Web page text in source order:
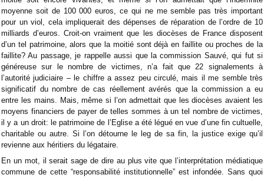
moyenne soit de 100 000 euros, ce qui ne me semble pas très important
pour un viol, cela impliquerait des dépenses de réparation de l’ordre de 10
milliards d’euros. Croit-on vraiment que les diocèses de France disposent
d’un tel patrimoine, alors que la moitié sont déjà en faillite ou proches de la
faillite? Au passage, je rappelle aussi que la commission Sauvé, qui fut si
généreuse sur le nombre de victimes, n’a fait que 22 signalements à
l’autorité judiciaire – le chiffre a assez peu circulé, mais il me semble très
significatif du nombre de cas réellement avérés que la commission a eu
entre les mains. Mais, même si l’on admettait que les diocèses avaient les
moyens financiers de payer de telles sommes à un tel nombre de victimes,
il y a un droit: le patrimoine de l’Eglise a été légué en vue d’une fin cultuelle,
charitable ou autre. Si l’on détourne le leg de sa fin, la justice exige qu’il
revienne aux héritiers du légataire.
En un mot, il serait sage de dire au plus vite que l’interprétation médiatique
commune de cette “responsabilité institutionnelle” est infondée. Sans quoi